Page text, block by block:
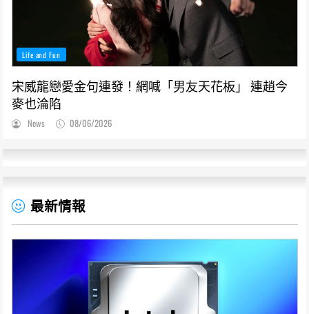
Life and Fun
宋威龍戀愛金句連發！網喊「男友天花板」 連趙今
麥也淪陷
News 08/06/2026
最新情報